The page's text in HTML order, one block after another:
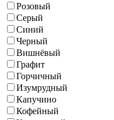
Розовый
Серый
Синий
Черный
Вишнёвый
Графит
Горчичный
Изумрудный
Капучино
Кофейный